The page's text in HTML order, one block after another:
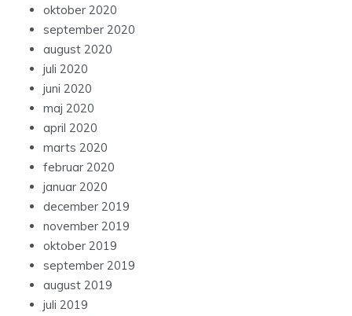
oktober 2020
september 2020
august 2020
juli 2020
juni 2020
maj 2020
april 2020
marts 2020
februar 2020
januar 2020
december 2019
november 2019
oktober 2019
september 2019
august 2019
juli 2019